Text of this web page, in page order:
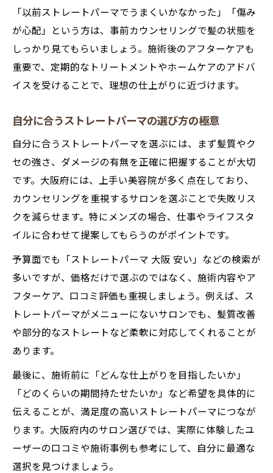
「以前ストレートパーマでうまくいかなかった」「傷み
が心配」という方は、事前カウンセリングで髪の状態を
しっかり見てもらいましょう。施術後のアフターケアも
重要で、定期的なトリートメントやホームケアのアドバ
イスを受けることで、理想の仕上がりに近づけます。
自分に合うストレートパーマの選び方の極意
自分に合うストレートパーマを選ぶには、まず髪質やク
セの強さ、ダメージの有無を正確に把握することが大切
です。大阪府には、上手い美容院が多く点在しており、
カウンセリングを重視するサロンを選ぶことで失敗リス
クを減らせます。特にメンズの場合、仕事やライフスタ
イルに合わせて提案してもらうのがポイントです。
予算面でも「ストレートパーマ 大阪 安い」などの検索が
多いですが、価格だけで選ぶのではなく、施術内容やア
フターケア、口コミ評価も重視しましょう。例えば、ス
トレートパーマがメニューにないサロンでも、髪質改善
や部分的なストレートなど柔軟に対応してくれることが
あります。
最後に、施術前に「どんな仕上がりを目指したいか」
「どのくらいの期間持たせたいか」など希望を具体的に
伝えることが、満足度の高いストレートパーマにつなが
ります。大阪府内のサロン選びでは、実際に体験したユ
ーザーの口コミや施術事例も参考にして、自分に最適な
選択を見つけましょう。